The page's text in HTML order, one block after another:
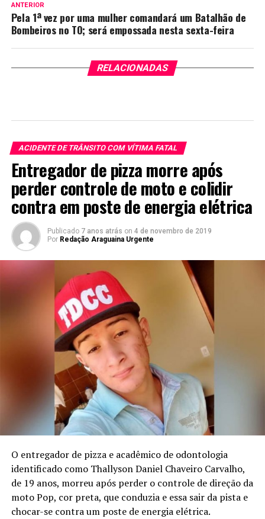
ANTERIOR
Pela 1ª vez por uma mulher comandará um Batalhão de
Bombeiros no TO; será empossada nesta sexta-feira
RELACIONADAS
ACIDENTE DE TRÂNSITO COM VÍTIMA FATAL
Entregador de pizza morre após
perder controle de moto e colidir
contra em poste de energia elétrica
Publicado 7 anos atrás on 4 de novembro de 2019
Por Redação Araguaina Urgente
O entregador de pizza e acadêmico de odontologia
identificado como Thallyson Daniel Chaveiro Carvalho,
de 19 anos, morreu após perder o controle de direção da
moto Pop, cor preta, que conduzia e essa sair da pista e
chocar-se contra um poste de energia elétrica.